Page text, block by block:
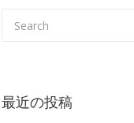
最近の投稿